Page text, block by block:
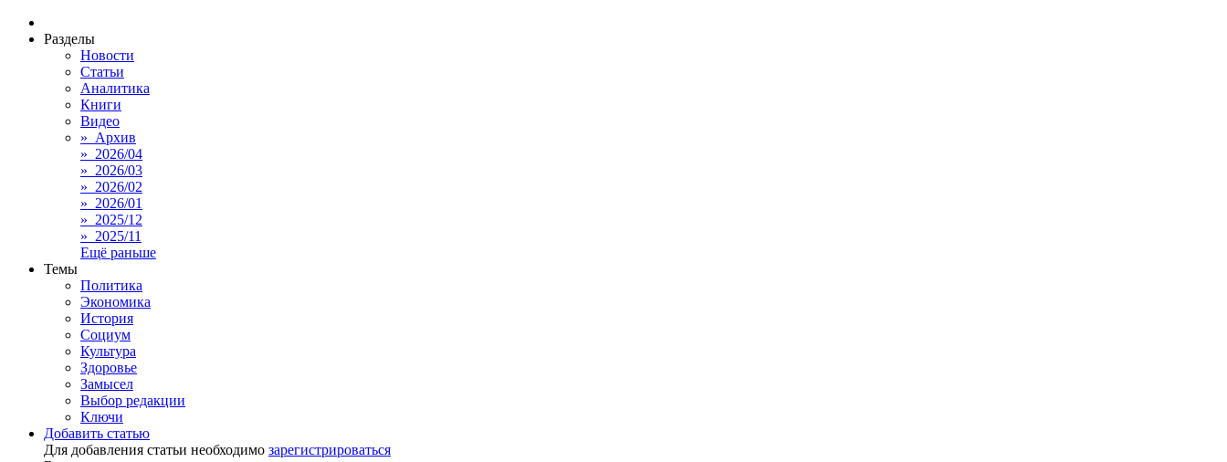
Разделы
Новости
Статьи
Аналитика
Книги
Видео
» Архив
» 2026/04
» 2026/03
» 2026/02
» 2026/01
» 2025/12
» 2025/11
Ещё раньше
Темы
Политика
Экономика
История
Социум
Культура
Здоровье
Замысел
Выбор редакции
Ключи
Добавить статью
Для добавления статьи необходимо зарегистрироваться